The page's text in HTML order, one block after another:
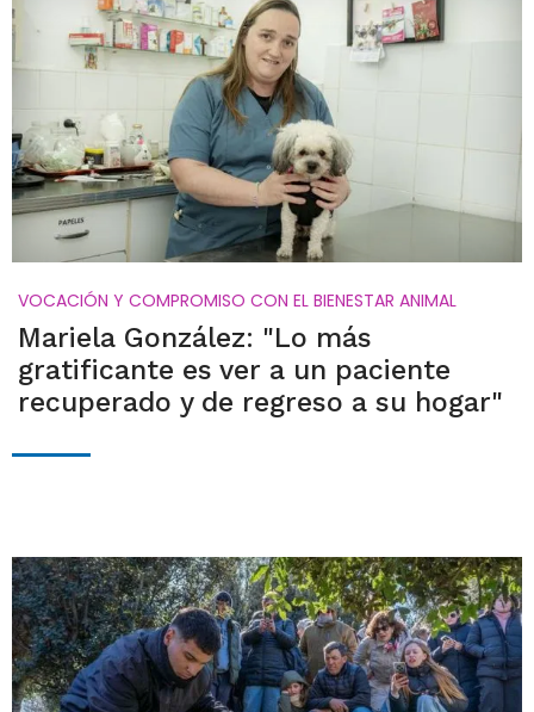
VOCACIÓN Y COMPROMISO CON EL BIENESTAR ANIMAL
Mariela González: "Lo más
gratificante es ver a un paciente
recuperado y de regreso a su hogar"